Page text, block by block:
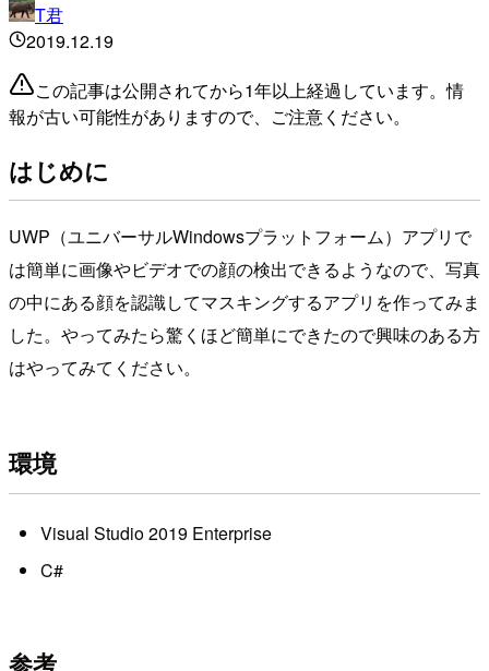
T君
2019.12.19
この記事は公開されてから1年以上経過しています。情
報が古い可能性がありますので、ご注意ください。
はじめに
UWP（ユニバーサルWindowsプラットフォーム）アプリで
は簡単に画像やビデオでの顔の検出できるようなので、写真
の中にある顔を認識してマスキングするアプリを作ってみま
した。やってみたら驚くほど簡単にできたので興味のある方
はやってみてください。
環境
Visual Studio 2019 Enterprise
C#
参考